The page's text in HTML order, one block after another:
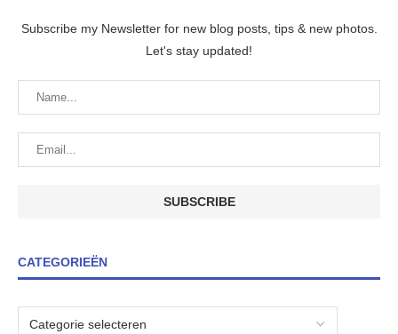
Subscribe my Newsletter for new blog posts, tips & new photos.
Let's stay updated!
CATEGORIEËN